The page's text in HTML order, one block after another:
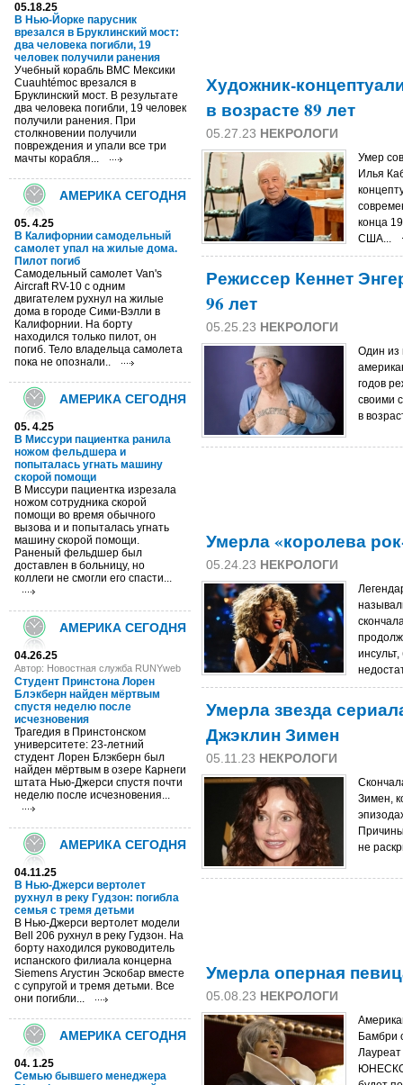
05.18.25
В Нью-Йорке парусник
врезался в Бруклинский мост:
два человека погибли, 19
человек получили ранения
Учебный корабль ВМС Мексики
Cuauhtémoc врезался в
Бруклинский мост. В результате
два человека погибли, 19 человек
получили ранения. При
столкновении получили
повреждения и упали все три
мачты корабля...
АМЕРИКА СЕГОДНЯ
05. 4.25
В Калифорнии самодельный
самолет упал на жилые дома.
Пилот погиб
Самодельный самолет Van's
Aircraft RV-10 с одним
двигателем рухнул на жилые
дома в городе Сими-Вэлли в
Калифорнии. На борту
находился только пилот, он
погиб. Тело владельца самолета
пока не опознали..
АМЕРИКА СЕГОДНЯ
05. 4.25
В Миссури пациентка ранила
ножом фельдшера и
попыталась угнать машину
скорой помощи
В Миссури пациентка изрезала
ножом сотрудника скорой
помощи во время обычного
вызова и и попыталась угнать
машину скорой помощи.
Раненый фельдшер был
доставлен в больницу, но
коллеги не смогли его спасти...
АМЕРИКА СЕГОДНЯ
04.26.25
Автор: Новостная служба RUNYweb
Cтудент Принстона Лорен
Блэкберн найден мёртвым
спустя неделю после
исчезновения
Трагедия в Принстонском
университете: 23-летний
студент Лорен Блэкберн был
найден мёртвым в озере Карнеги
штата Нью-Джерси спустя почти
неделю после исчезновения...
АМЕРИКА СЕГОДНЯ
04.11.25
В Нью-Джерси вертолет
рухнул в реку Гудзон: погибла
семья с тремя детьми
В Нью-Джерси вертолет модели
Bell 206 рухнул в реку Гудзон. На
борту находился руководитель
испанского филиала концерна
Siemens Агустин Эскобар вместе
с супругой и тремя детьми. Все
они погибли...
АМЕРИКА СЕГОДНЯ
04. 1.25
Семью бывшего менеджера
Художник-
в возрасте 89 лет
05.27.23 НЕКРОЛОГИ
Умер
Илья
конца
США...
Режиссер Кеннет
96 лет
05.25.23 НЕКРОЛОГИ
Один из
годов
своими
в
Умерла «королева
05.24.23 НЕКРОЛОГИ
Умерла звезда
Джэклин Зимен
05.11.23 НЕКРОЛОГИ
Зимен,
не
Умерла оперная
05.08.23 НЕКРОЛОГИ
Бамбри
ЮНЕСКО